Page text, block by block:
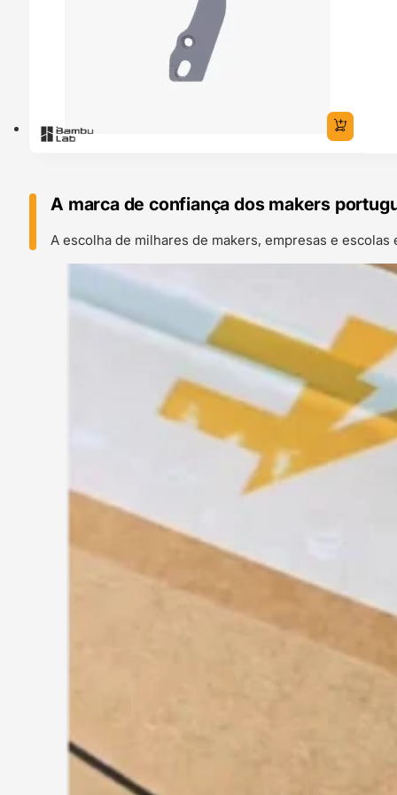
A marca de confiança dos makers
A escolha de milhares de makers, empresas e escolas